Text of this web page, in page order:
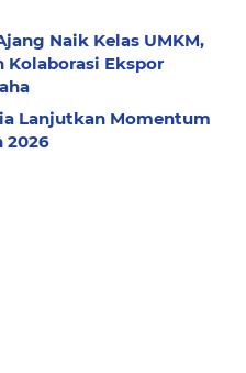
Naik Kelas UMKM,
Kolaborasi Ekspor
Lanjutkan Momentum
2026